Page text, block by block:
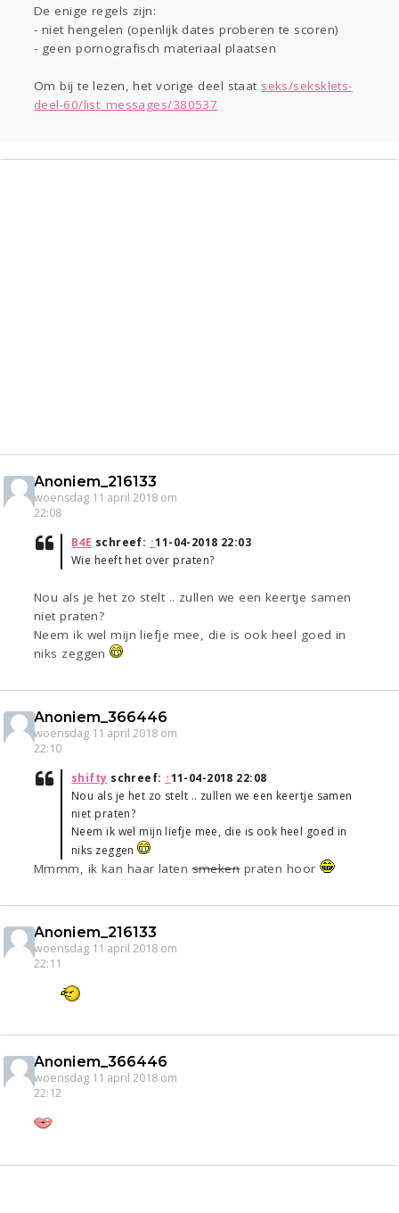
Lezen
De enige regels zijn:
- niet hengelen (openlijk dates proberen te scoren)
- geen pornografisch materiaal plaatsen
Om bij te lezen, het vorige deel staat seks/seksklets-
deel-60/list_messages/380537
Anoniem_216133
woensdag 11 april 2018 om
22:08
B4E schreef: ↑11-04-2018 22:03
Wie heeft het over praten?
Nou als je het zo stelt .. zullen we een keertje samen
niet praten?
Neem ik wel mijn liefje mee, die is ook heel goed in
niks zeggen
Anoniem_366446
woensdag 11 april 2018 om
22:10
shifty schreef: ↑11-04-2018 22:08
Nou als je het zo stelt .. zullen we een keertje samen
niet praten?
Neem ik wel mijn liefje mee, die is ook heel goed in
niks zeggen
Mmmm, ik kan haar latensmekenpraten hoor
Anoniem_216133
woensdag 11 april 2018 om
22:11
Anoniem_366446
woensdag 11 april 2018 om
22:12